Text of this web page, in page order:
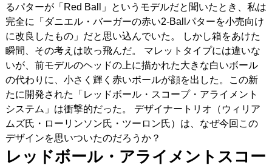
るパターが「Red Ball」というモデルだと聞いたとき、私は
完全に「ダニエル・バーガーの赤い2-Ballパターを小売向け
に改良したもの」だと思い込んでいた。 しかし箱をあけた
瞬間、その考えは吹っ飛んだ。 マレットタイプには違いな
いが、前モデルのヘッドの上に描かれた大きな白いボール
の代わりに、小さく輝く赤いボールが顔を出した。この新
たに開発された「レッドボール・スコープ・アライメント
システム」は衝撃的だった。 デザイナートリオ（ウィリア
ムズ氏・ローリンソン氏・ツーロン氏）は、なぜ今回この
デザインを思いついたのだろうか？
レッドボール・アライメントスコー
WEDGES ウェッジ
PUTTERS パター
OTHER その他
Editor’s Picks 編集部のおすすめ
Our Team 私たちのチーム
Our Mission 私たちの使命
ABOUT US MyGolfSpyJapanとは？